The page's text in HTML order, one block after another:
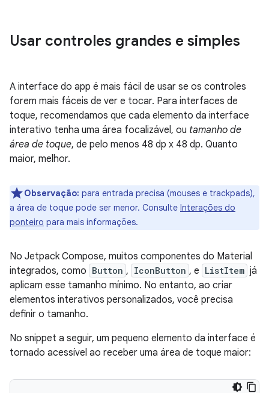
Usar controles grandes e simples
A interface do app é mais fácil de usar se os controles
forem mais fáceis de ver e tocar. Para interfaces de
toque, recomendamos que cada elemento da interface
interativo tenha uma área focalizável, ou tamanho de
área de toque, de pelo menos 48 dp x 48 dp. Quanto
maior, melhor.
Observação: para entrada precisa (mouses e trackpads),
a área de toque pode ser menor. Consulte Interações do
ponteiro para mais informações.
No Jetpack Compose, muitos componentes do Material
integrados, como Button , IconButton , e ListItem já
aplicam esse tamanho mínimo. No entanto, ao criar
elementos interativos personalizados, você precisa
definir o tamanho.
No snippet a seguir, um pequeno elemento da interface é
tornado acessível ao receber uma área de toque maior: